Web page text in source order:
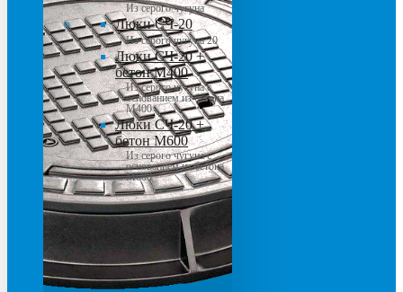
Из серого чугуна
Люки СЧ-20
Из серого чугуна 20
Люки СЧ-20 +
бетон М400
Из серого чугуна с
основанием из бетона
М400
Люки СЧ-20 +
бетон М600
Из серого чугуна с
основанием из бетона
М600